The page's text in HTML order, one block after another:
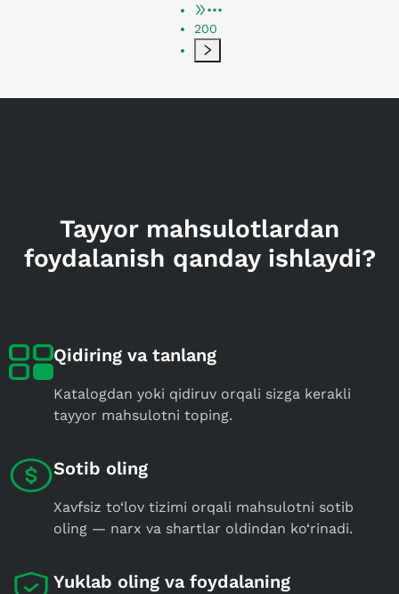
•••
200
Tayyor mahsulotlardan
foydalanish qanday ishlaydi?
Qidiring va tanlang
Katalogdan yoki qidiruv orqali sizga kerakli
tayyor mahsulotni toping.
Sotib oling
Xavfsiz to‘lov tizimi orqali mahsulotni sotib
oling — narx va shartlar oldindan ko‘rinadi.
Yuklab oling va foydalaning